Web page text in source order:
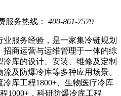
服务热线： 400-861-7579
服务经验，是一家集冷链规划
商运营与运维管理于一体的综
库的设计、安装、维修及定制
及防爆冷库等多种应用场景。
库工程1800+、生物医疗冷库
1000+，科研防爆冷库工程